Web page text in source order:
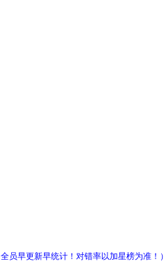
员早更新早统计！对错率以加星榜为准！）